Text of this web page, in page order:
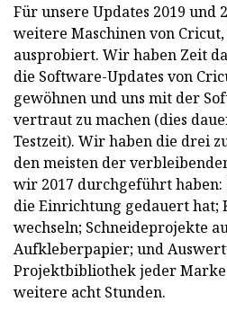
Für unsere Updates 2019 und
weitere Maschinen von
ausprobiert. Wir haben Zeit
die Software-Updates von
gewöhnen und uns mit der
vertraut zu machen (dies
Testzeit). Wir haben die drei
den meisten der
wir 2017 durchgeführt haben:
die Einrichtung gedauert hat;
wechseln; Schneideprojekte
Aufkleberpapier; und
Projektbibliothek jeder
weitere acht Stunden.